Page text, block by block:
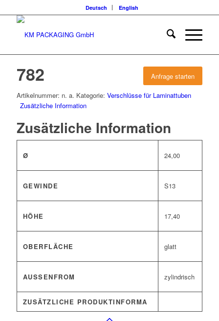
Deutsch English
Anfrage starten
782
Artikelnummer: n. a. Kategorie: Verschlüsse für Laminattuben
Zusätzliche Information
Zusätzliche Information
Ø 24,00
GEWINDE S13
HÖHE 17,40
OBERFLÄCHE glatt
AUSSENFROM zylindrisch
ZUSÄTZLICHE PRODUKTINFORMA